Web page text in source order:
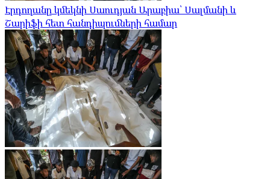
Էրդողանը կմեկնի Սաուդյան Արաբիա՝ Սալմանի և
Շարիֆի հետ հանդիպումների համար